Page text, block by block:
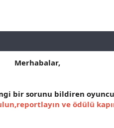
Merhabalar,
bir sorunu bildiren
ve ödülü